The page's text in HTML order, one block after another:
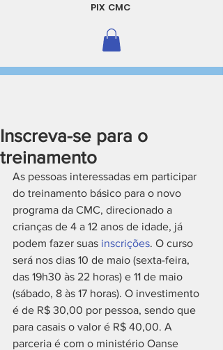
PIX CMC
Inscreva-se para o
treinamento
As pessoas interessadas em participar
do treinamento básico para o novo
programa da CMC, direcionado a
crianças de 4 a 12 anos de idade, já
podem fazer suas inscrições. O curso
será nos dias 10 de maio (sexta-feira,
das 19h30 às 22 horas) e 11 de maio
(sábado, 8 às 17 horas). O investimento
é de R$ 30,00 por pessoa, sendo que
para casais o valor é R$ 40,00. A
parceria é com o ministério Oanse